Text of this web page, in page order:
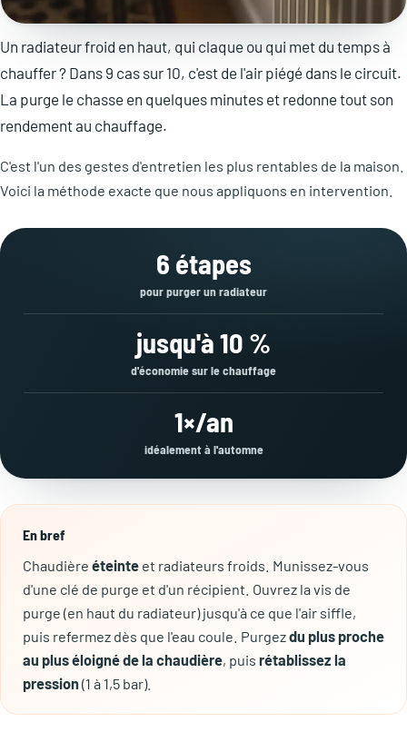
Un radiateur froid en haut, qui claque ou qui met du temps à
chauffer ? Dans 9 cas sur 10, c'est de l'air piégé dans le circuit.
La purge le chasse en quelques minutes et redonne tout son
rendement au chauffage.
C'est l'un des gestes d'entretien les plus rentables de la maison.
Voici la méthode exacte que nous appliquons en intervention.
6 étapes
pour purger un radiateur
jusqu'à 10 %
d'économie sur le chauffage
1×/an
idéalement à l'automne
En bref
Chaudière éteinte et radiateurs froids. Munissez-vous
d'une clé de purge et d'un récipient. Ouvrez la vis de
purge (en haut du radiateur) jusqu'à ce que l'air siffle,
puis refermez dès que l'eau coule. Purgezdu plus proche
au plus éloigné de la chaudière, puis rétablissez la
pression(1 à 1,5 bar).